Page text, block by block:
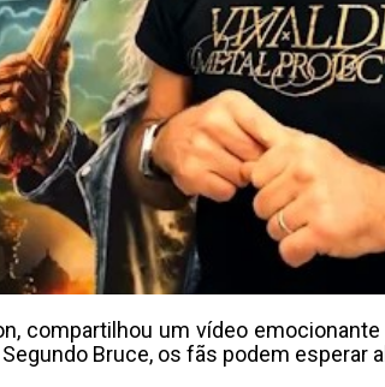
compartilhou um vídeo
Segundo Bruce, os fãs podem esperar